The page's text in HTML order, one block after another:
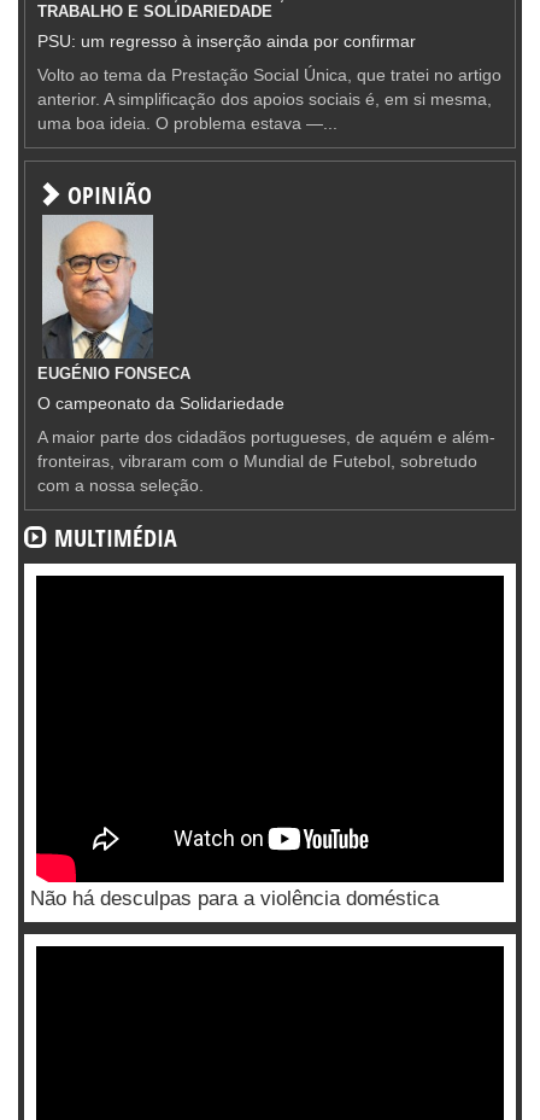
TRABALHO E SOLIDARIEDADE
PSU: um regresso à inserção ainda por confirmar
Volto ao tema da Prestação Social Única, que tratei no artigo
anterior. A simplificação dos apoios sociais é, em si mesma,
uma boa ideia. O problema estava —...
OPINIÃO
EUGÉNIO FONSECA
O campeonato da Solidariedade
A maior parte dos cidadãos portugueses, de aquém e além-
fronteiras, vibraram com o Mundial de Futebol, sobretudo
com a nossa seleção.
MULTIMÉDIA
Não há desculpas para a violência doméstica